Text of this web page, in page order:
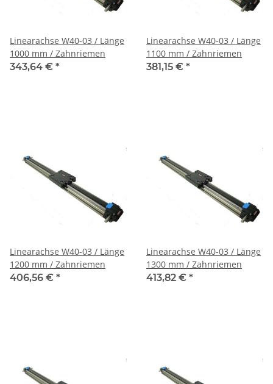
Linearachse W40-03 / Länge
1000 mm / Zahnriemen
343,64 € *
Linearachse W40-03 / Länge
1100 mm / Zahnriemen
381,15 € *
Linearachse W40-03 / Länge
1200 mm / Zahnriemen
406,56 € *
Linearachse W40-03 / Länge
1300 mm / Zahnriemen
413,82 € *